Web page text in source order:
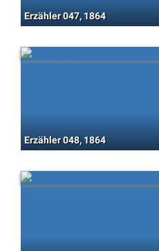
Erzähler 047, 1864
Erzähler 048, 1864